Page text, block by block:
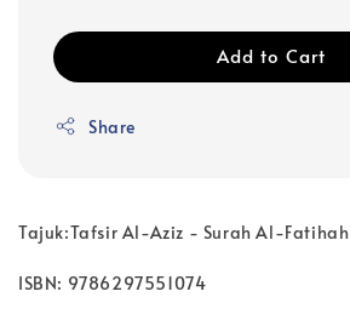
Add to Cart
Share
Tajuk:Tafsir Al-Aziz - Surah Al-Fatihah
ISBN: 9786297551074